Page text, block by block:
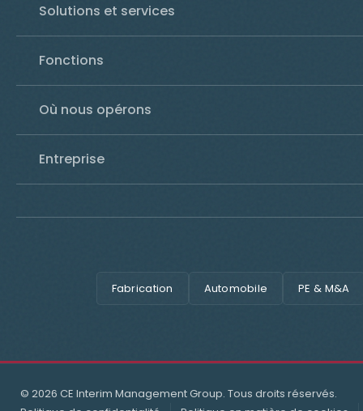
Solutions et services
Fonctions
Où nous opérons
Entreprise
Fabrication Automobile PE & M&A
© 2026 CE Interim Management Group. Tous droits réservés.